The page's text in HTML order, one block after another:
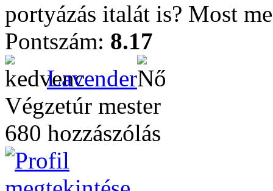
portyázás italát is? Most
Pontszám: 8.17
Lavender
Végzetúr mester
680 hozzászólás